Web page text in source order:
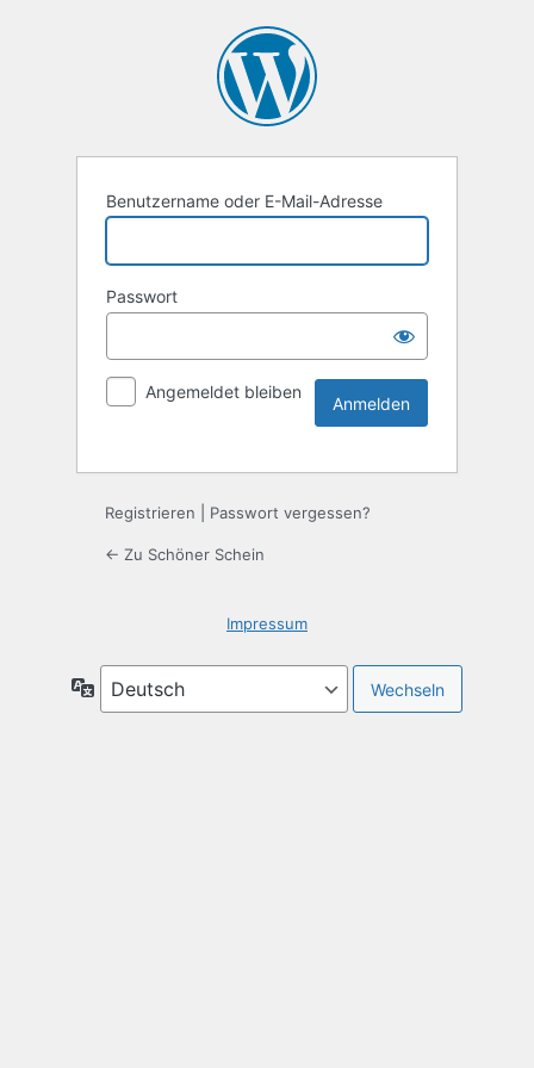
Benutzername oder E-Mail-Adresse
Passwort
Angemeldet bleiben
Registrieren Passwort vergessen?
← Zu Schöner Schein
Impressum
Sprache